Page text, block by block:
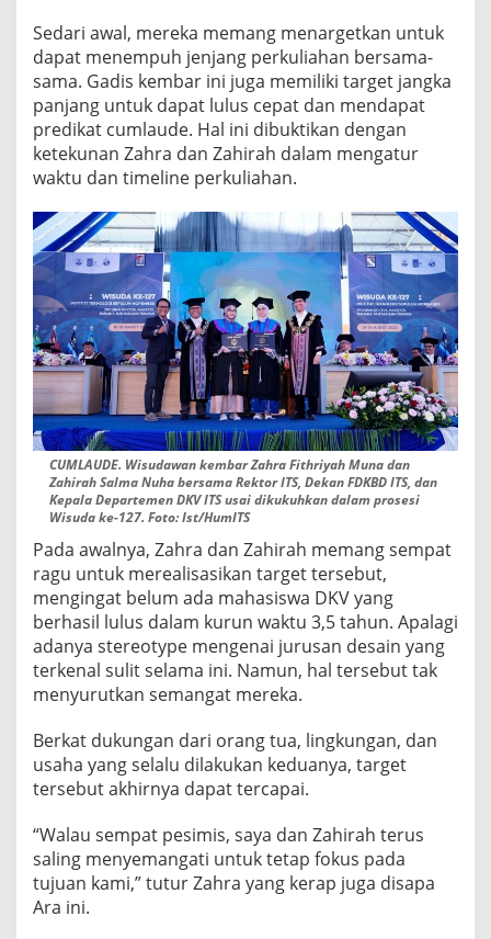
Sedari awal, mereka memang menargetkan untuk
dapat menempuh jenjang perkuliahan bersama-
sama. Gadis kembar ini juga memiliki target jangka
panjang untuk dapat lulus cepat dan mendapat
predikat cumlaude. Hal ini dibuktikan dengan
ketekunan Zahra dan Zahirah dalam mengatur
waktu dan timeline perkuliahan.
CUMLAUDE. Wisudawan kembar Zahra Fithriyah Muna dan
Zahirah Salma Nuha bersama Rektor ITS, Dekan FDKBD ITS, dan
Kepala Departemen DKV ITS usai dikukuhkan dalam prosesi
Wisuda ke-127. Foto: Ist/HumITS
Pada awalnya, Zahra dan Zahirah memang sempat
ragu untuk merealisasikan target tersebut,
mengingat belum ada mahasiswa DKV yang
berhasil lulus dalam kurun waktu 3,5 tahun. Apalagi
adanya stereotype mengenai jurusan desain yang
terkenal sulit selama ini. Namun, hal tersebut tak
menyurutkan semangat mereka.
Berkat dukungan dari orang tua, lingkungan, dan
usaha yang selalu dilakukan keduanya, target
tersebut akhirnya dapat tercapai.
“Walau sempat pesimis, saya dan Zahirah terus
saling menyemangati untuk tetap fokus pada
tujuan kami,” tutur Zahra yang kerap juga disapa
Ara ini.